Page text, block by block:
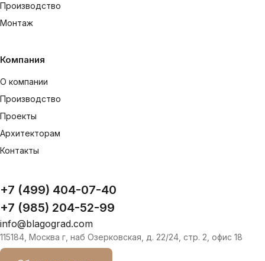
Производство
Монтаж
Компания
О компании
Производство
Проекты
Архитекторам
Контакты
+7 (499) 404-07-40
+7 (985) 204-52-99
info@blagograd.com
115184, Москва г, наб Озерковская, д. 22/24, стр. 2, офис 18